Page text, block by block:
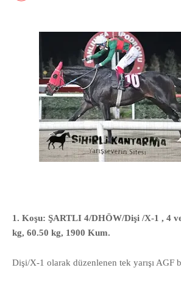
1. Koşu: ŞARTLI 4/DHÖW/Dişi /X-1 , 4
kg, 60.50 kg, 1900 Kum.
Dişi/X-1 olarak düzenlenen tek yarışı AGF